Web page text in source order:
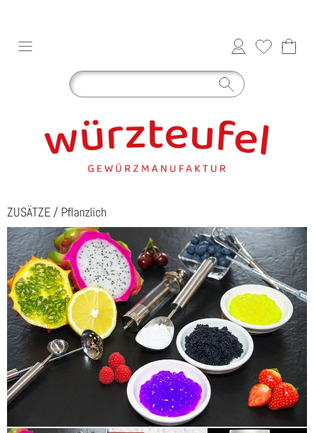
ZUSÄTZE / Pflanzlich